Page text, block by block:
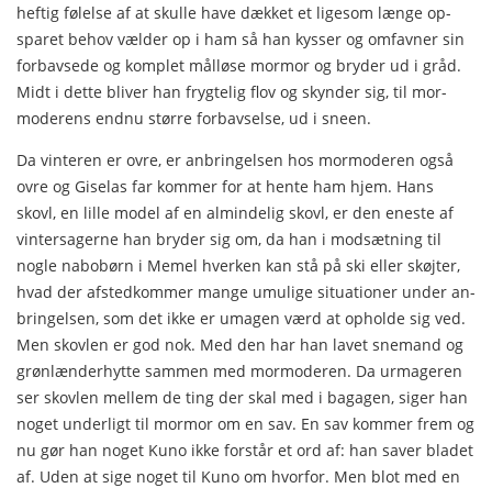
heftig følelse af at skulle have dækket et ligesom længe op­
sparet behov vælder op i ham så han kysser og omfavner sin
forbavsede og komplet målløse mormor og bryder ud i gråd.
Midt i dette bliver han frygtelig flov og skynder sig, til mor­
moderens endnu større forbavselse, ud i sneen.
Da vinteren er ovre, er anbringelsen hos mormoderen også
ovre og Giselas far kommer for at hente ham hjem. Hans
skovl, en lille model af en almindelig skovl, er den eneste af
vintersagerne han bryder sig om, da han i modsætning til
nog­le nabobørn i Memel hverken kan stå på ski eller skøjter,
hvad der afstedkommer mange umulige situationer under an­
bringelsen, som det ikke er umagen værd at opholde sig ved.
Men skovlen er god nok. Med den har han lavet snemand og
grønlænderhytte sammen med mormoderen. Da urmageren
ser skovlen mellem de ting der skal med i bagagen, siger han
no­get underligt til mormor om en sav. En sav kommer frem og
nu gør han noget Kuno ikke forstår et ord af: han saver bla­det
af. Uden at sige noget til Kuno om hvorfor. Men blot med en